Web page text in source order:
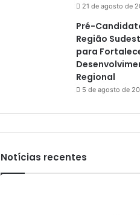
21 de agosto de
Pré-
Região
para
Regional
5 de agosto de
Notícias recentes